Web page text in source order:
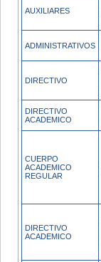
AUXILIARES
ADMINISTRATIVOS
DIRECTIVO
DIRECTIVO
ACADEMICO
CUERPO
ACADEMICO
REGULAR
DIRECTIVO
ACADEMICO